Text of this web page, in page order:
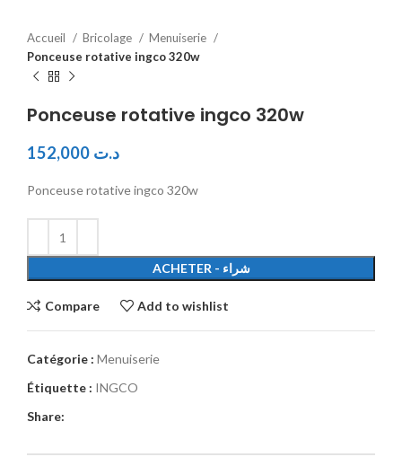
Accueil Bricolage
Menuiserie
Ponceuse rotative ingco 320w
Ponceuse rotative ingco 320w
د.ت
Ponceuse rotative ingco 320w
ACHETER - شراء
Compare Add to wishlist
Catégorie : Menuiserie
Étiquette : INGCO
Share: